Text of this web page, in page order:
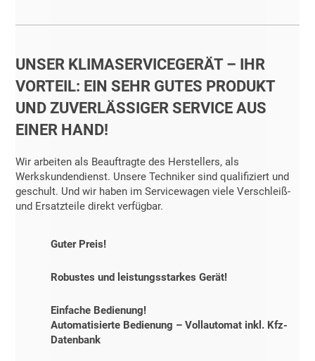
UNSER KLIMASERVICEGERÄT – IHR
VORTEIL: EIN SEHR GUTES PRODUKT
UND ZUVERLÄSSIGER SERVICE AUS
EINER HAND!
Wir arbeiten als Beauftragte des Herstellers, als
Werkskundendienst. Unsere Techniker sind qualifiziert und
geschult. Und wir haben im Servicewagen viele Verschleiß-
und Ersatzteile direkt verfügbar.
Guter Preis!
Robustes und leistungsstarkes Gerät!
Einfache Bedienung!
Automatisierte Bedienung – Vollautomat inkl. Kfz-
Datenbank